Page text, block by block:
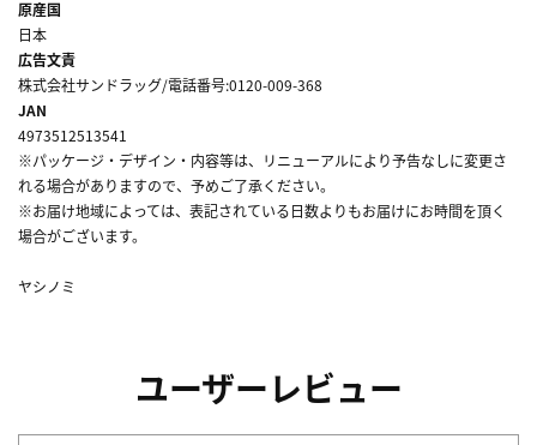
原産国
日本
広告文責
株式会社サンドラッグ/電話番号:0120-009-368
JAN
4973512513541
※パッケージ・デザイン・内容等は、リニューアルにより予告なしに変更さ
れる場合がありますので、予めご了承ください。
※お届け地域によっては、表記されている日数よりもお届けにお時間を頂く
場合がございます。
ヤシノミ
ユーザーレビュー